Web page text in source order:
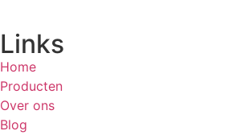
Links
Home
Producten
Over ons
Blog